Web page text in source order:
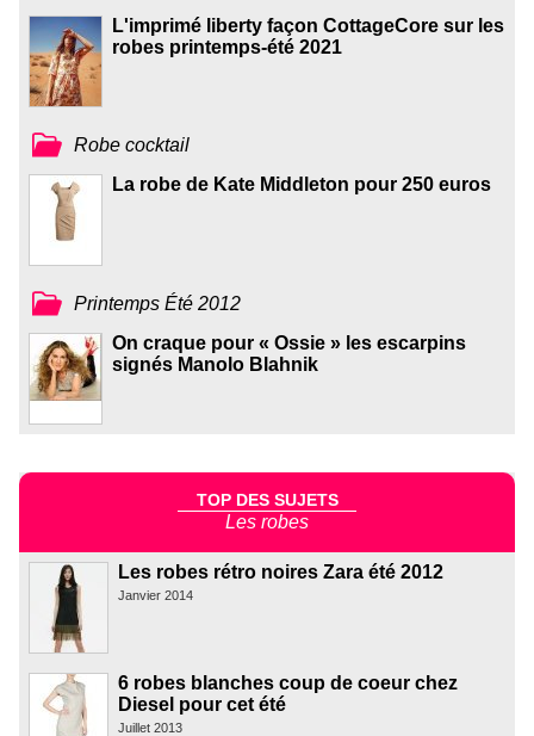
L'imprimé liberty façon CottageCore sur les
robes printemps-été 2021
Robe cocktail
La robe de Kate Middleton pour 250 euros
Printemps Été 2012
On craque pour « Ossie » les escarpins
signés Manolo Blahnik
TOP DES SUJETS
Les robes
Les robes rétro noires Zara été 2012
Janvier 2014
6 robes blanches coup de coeur chez
Diesel pour cet été
Juillet 2013